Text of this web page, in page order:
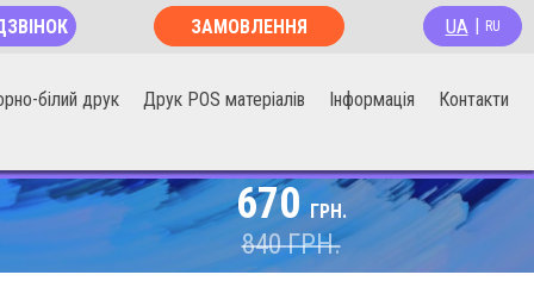
ЗАМОВЛЕННЯ
UA RU
білий друк Друк POS матеріалів Інформація Контакти
670ГРН.
840ГРН.